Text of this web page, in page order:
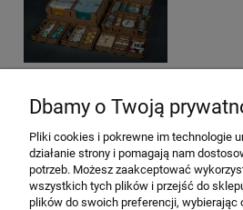
POMOC
Dbamy o Twoją
Pliki cookies i pokrewne im technologie
działanie strony i pomagają nam
potrzeb. Możesz zaakceptować
wszystkich tych plików i przejść do
plików do swoich preferencji, wybierając